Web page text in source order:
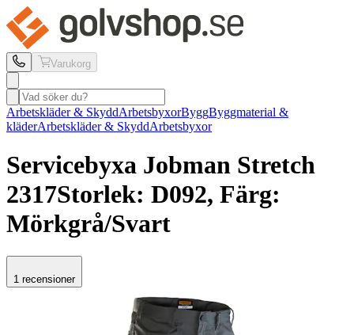
Varukorg
Arbetskläder & SkyddArbetsbyxorByggByggmaterial &
kläderArbetskläder & SkyddArbetsbyxor
Servicebyxa Jobman Stretch
2317Storlek: D092, Färg:
Mörkgrå/Svart
1 recensioner